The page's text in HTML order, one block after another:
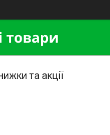
та акції